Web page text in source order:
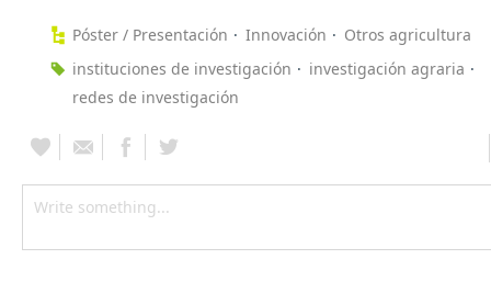
Póster / Presentación Innovación
Otros agricultura
instituciones de investigación
investigación agraria
redes de investigación